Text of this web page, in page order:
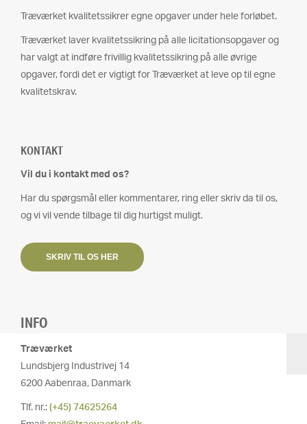
Træværket kvalitetssikrer egne opgaver under hele forløbet.
Træværket laver kvalitetssikring på alle licitationsopgaver og
har valgt at indføre frivillig kvalitetssikring på alle øvrige
opgaver, fordi det er vigtigt for Træværket at leve op til egne
kvalitetskrav.
KONTAKT
Vil du i kontakt med os?
Har du spørgsmål eller kommentarer, ring eller skriv da til os,
og vi vil vende tilbage til dig hurtigst muligt.
SKRIV TIL OS HER
INFO
Træværket
Lundsbjerg Industrivej 14
6200 Aabenraa, Danmark
Tlf. nr.: (+45) 74625264